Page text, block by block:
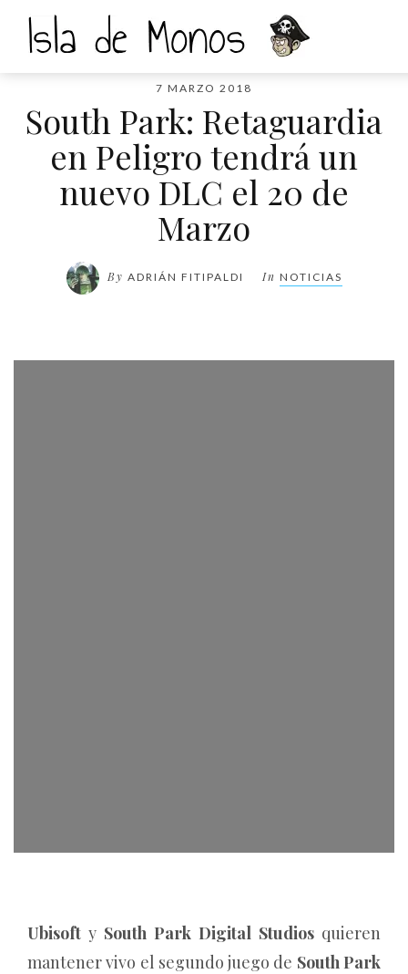
7 MARZO 2018
South Park: Retaguardia
en Peligro tendrá un
nuevo DLC el 20 de
Marzo
By ADRIÁN FITIPALDI In NOTICIAS
Ubisoft y South Park Digital Studios quieren
mantener vivo el segundo juego de South Park